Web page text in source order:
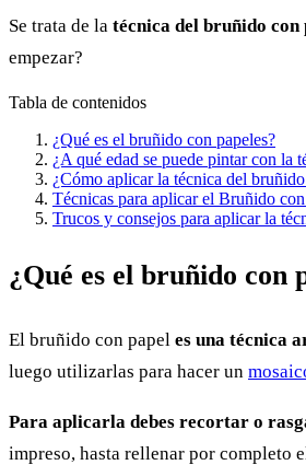
Se trata de la técnica del bruñido
empezar?
Tabla de contenidos
¿Qué es el bruñido con papeles?
¿A qué edad se puede pintar con la
¿Cómo aplicar la técnica del
Técnicas para aplicar el Bruñido con
Trucos y consejos para aplicar la
¿Qué es el bruñido con
El bruñido con papel es una técnica
luego utilizarlas para hacer un
Para aplicarla debes recortar o
impreso, hasta rellenar por completo